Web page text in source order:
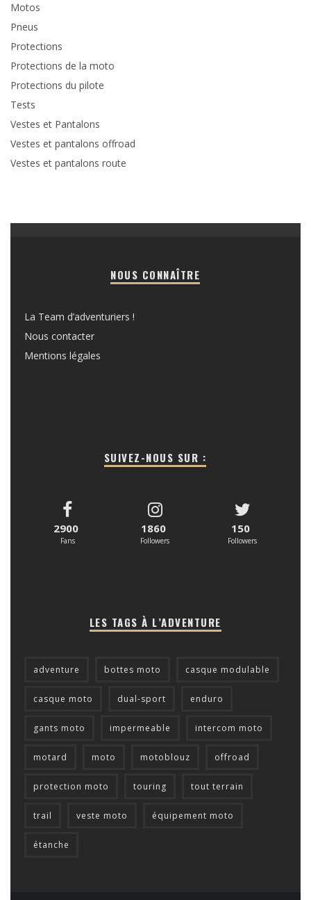
Motos
Pneus
Protections
Protections de la moto
Protections du pilote
Tests
Vestes et Pantalons
Vestes et pantalons offroad
Vestes et pantalons route
NOUS CONNAÎTRE
La Team d’adventuriers !
Nous contacter
Mentions légales
SUIVEZ-NOUS SUR :
2900
Fans
1860
Followers
150
Followers
LES TAGS À L’ADVENTURE
adventure bottes moto casque modulable
casque moto dual-sport enduro
gants moto impermeable intercom moto
motard moto motoblouz offroad
protection moto touring tout terrain
trail veste moto équipement moto
étanche